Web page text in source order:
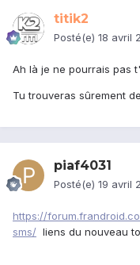
titik2
Posté(e) 18 avril
Ah là je ne pourrais pas
Tu trouveras sûrement
piaf4031
Posté(e) 19 avril
https://
sms/ liens du nouveau